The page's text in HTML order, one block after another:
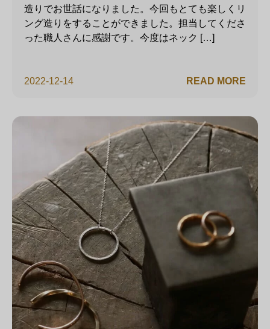
2022-12-14
造りでお世話になりました。今回もとても楽しくリ
ング造りをすることができました。担当してくださ
った職人さんに感謝です。今度はネック […]
READ MORE